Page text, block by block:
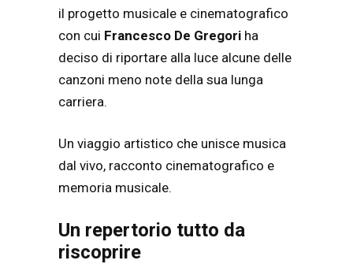
il progetto musicale e cinematografico
con cui Francesco De Gregori ha
deciso di riportare alla luce alcune delle
canzoni meno note della sua lunga
carriera.
Un viaggio artistico che unisce musica
dal vivo, racconto cinematografico e
memoria musicale.
Un repertorio tutto da
riscoprire